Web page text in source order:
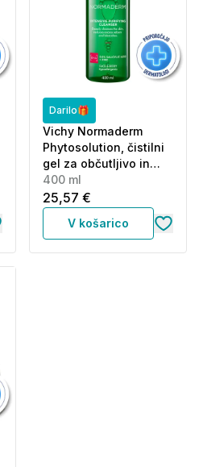
Darilo🎁
Vichy Normaderm
Phytosolution, čistilni
gel za občutljivo in
mastno kožo (400 ml)
400 ml
25,57 €
V košarico